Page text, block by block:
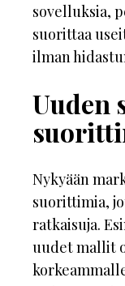
sovelluksia,
suorittaa
ilman
Uuden
Nykyään
suorittimia,
ratkaisuja.
uudet mallit